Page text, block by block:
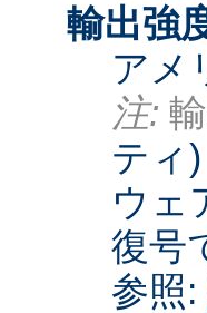
輸出強
アメ
注:
ティ
ウェ
復号
参照: